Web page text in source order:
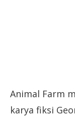
Animal Farm
karya fiksi